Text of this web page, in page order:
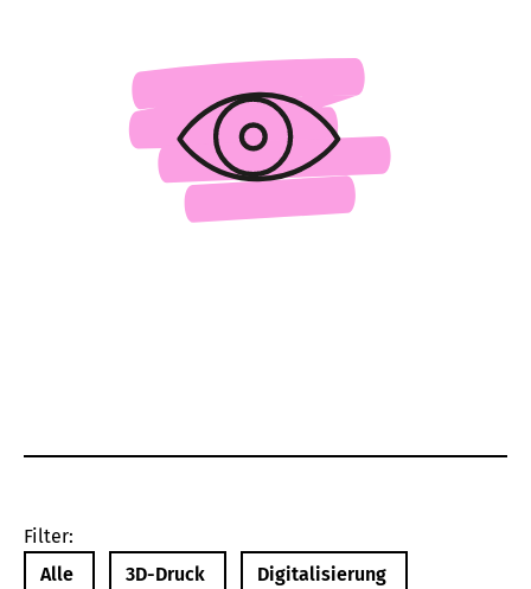
Filter:
Alle
3D-Druck Digitalisierung